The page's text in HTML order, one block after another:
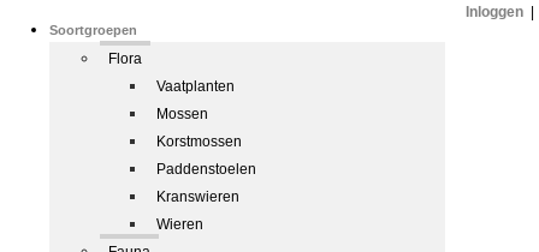
Soortgroepen
Flora
Vaatplanten
Mossen
Korstmossen
Paddenstoelen
Kranswieren
Wieren
Inloggen